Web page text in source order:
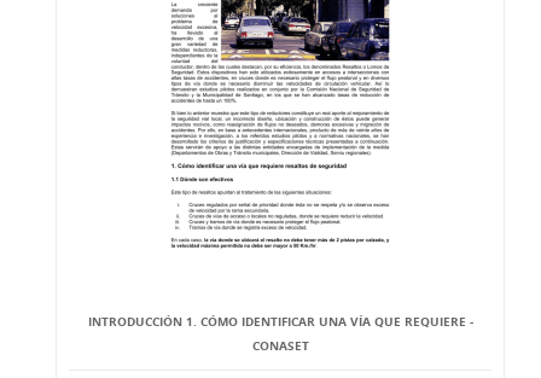
INTRODUCCIÓN 1. CÓMO IDENTIFICAR UNA VÍA QUE REQUIERE -
CONASET